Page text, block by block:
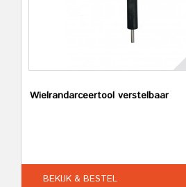
Wielrandarceertool verstelbaar
BEKIJK & BESTEL